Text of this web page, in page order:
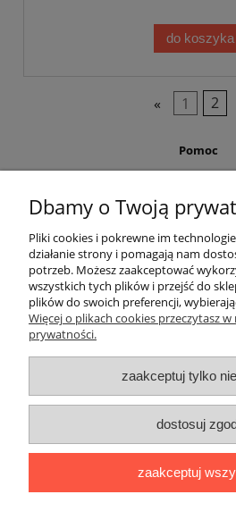
do koszyka
« 1 2
Pomoc
Płatności i
Informacje
O nas
Helium
Sklep internetowy Helium Leader | ul.
Koziegłowy |info@helium-
Dbamy o Twoją
Pliki cookies i pokrewne im
działanie strony i pomagają nam
potrzeb. Możesz zaakceptować
wszystkich tych plików i przejść do
plików do swoich preferencji,
Więcej o plikach cookies przeczytasz w
prywatności.
zaakceptuj tylko
dostosuj
zaakceptuj